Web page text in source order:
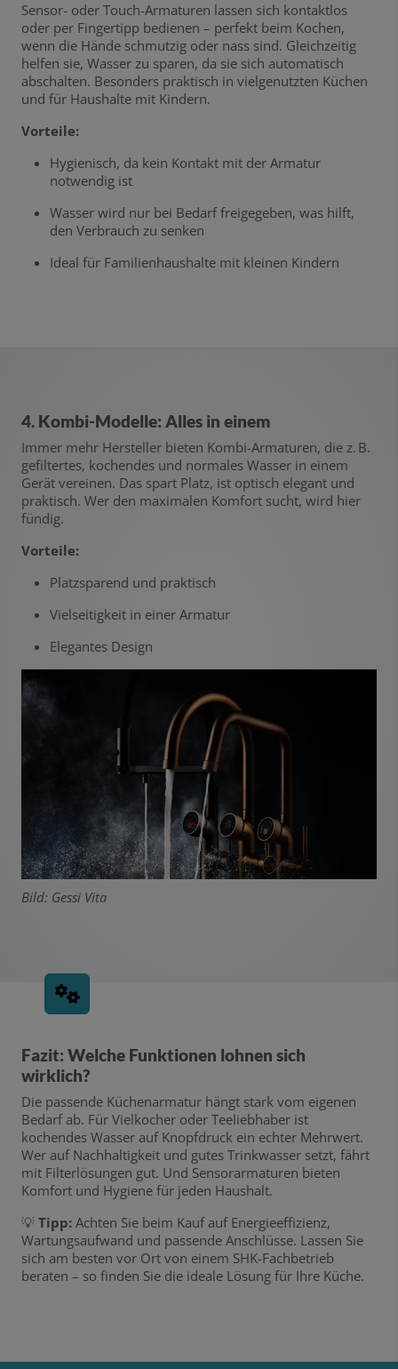
Sensor- oder Touch-Armaturen lassen sich kontaktlos
oder per Fingertipp bedienen – perfekt beim Kochen,
wenn die Hände schmutzig oder nass sind. Gleichzeitig
helfen sie, Wasser zu sparen, da sie sich automatisch
abschalten. Besonders praktisch in vielgenutzten Küchen
und für Haushalte mit Kindern.
Vorteile:
Hygienisch, da kein Kontakt mit der Armatur
notwendig ist
Wasser wird nur bei Bedarf freigegeben, was hilft,
den Verbrauch zu senken
Ideal für Familienhaushalte mit kleinen Kindern
4. Kombi-Modelle: Alles in einem
Immer mehr Hersteller bieten Kombi-Armaturen, die z. B.
gefiltertes, kochendes und normales Wasser in einem
Gerät vereinen. Das spart Platz, ist optisch elegant und
praktisch. Wer den maximalen Komfort sucht, wird hier
fündig.
Vorteile:
Platzsparend und praktisch
Vielseitigkeit in einer Armatur
Elegantes Design
Bild: Gessi Vita
Fazit: Welche Funktionen lohnen sich
wirklich?
Die passende Küchenarmatur hängt stark vom eigenen
Bedarf ab. Für Vielkocher oder Teeliebhaber ist
kochendes Wasser auf Knopfdruck ein echter Mehrwert.
Wer auf Nachhaltigkeit und gutes Trinkwasser setzt, fährt
mit Filterlösungen gut. Und Sensorarmaturen bieten
Komfort und Hygiene für jeden Haushalt.
💡 Tipp: Achten Sie beim Kauf auf Energieeffizienz,
Wartungsaufwand und passende Anschlüsse. Lassen Sie
sich am besten vor Ort von einem SHK-Fachbetrieb
beraten – so finden Sie die ideale Lösung für Ihre Küche.